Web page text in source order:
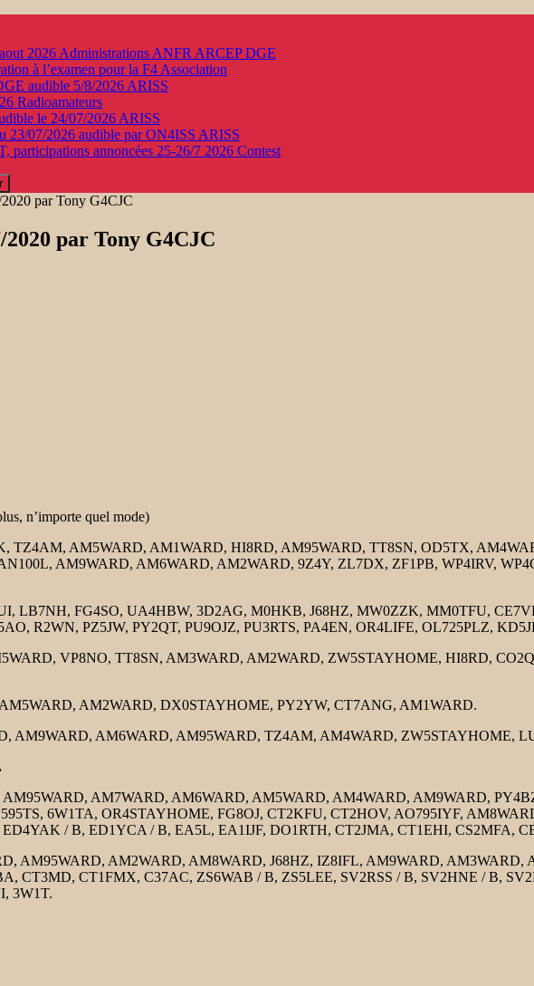
2026 Administrations ANFR ARCEP DGE
à l’examen pour la F4 Association
audible 5/8/2026 ARISS
Radioamateurs
le 24/07/2026 ARISS
23/07/2026 audible par ON4ISS ARISS
participations annoncées 25-26/7 2026 Contest
par Tony G4CJC
2020 par Tony G4CJC
n’importe quel mode)
TZ4AM, AM5WARD, AM1WARD, HI8RD, AM95WARD, TT8SN, OD5TX,
AM9WARD, AM6WARD, AM2WARD, 9Z4Y, ZL7DX, ZF1PB, WP4IRV,
LB7NH, FG4SO, UA4HBW, 3D2AG, M0HKB, J68HZ, MW0ZZK, MM0TFU,
R2WN, PZ5JW, PY2QT, PU9OJZ, PU3RTS, PA4EN, OR4LIFE, OL725PLZ,
VP8NO, TT8SN, AM3WARD, AM2WARD, ZW5STAYHOME, HI8RD,
AM2WARD, DX0STAYHOME, PY2YW, CT7ANG, AM1WARD.
AM9WARD, AM6WARD, AM95WARD, TZ4AM, AM4WARD, ZW5STAYHOME,
AM7WARD, AM6WARD, AM5WARD, AM4WARD, AM9WARD,
6W1TA, OR4STAYHOME, FG8OJ, CT2KFU, CT2HOV, AO795IYF,
/ B, ED1YCA / B, EA5L, EA1IJF, DO1RTH, CT2JMA, CT1EHI, CS2MFA,
AM95WARD, AM2WARD, AM8WARD, J68HZ, IZ8IFL, AM9WARD, AM3WARD,
CT3MD, CT1FMX, C37AC, ZS6WAB / B, ZS5LEE, SV2RSS / B, SV2HNE / B,
3W1T.